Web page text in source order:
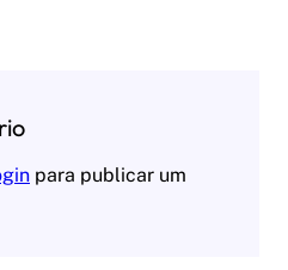
para publicar um